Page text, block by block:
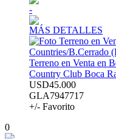
-
MÁS DETALLES
Terreno en Venta en
Country Club Boca
USD45.000
GLA7947717
+/- Favorito
0